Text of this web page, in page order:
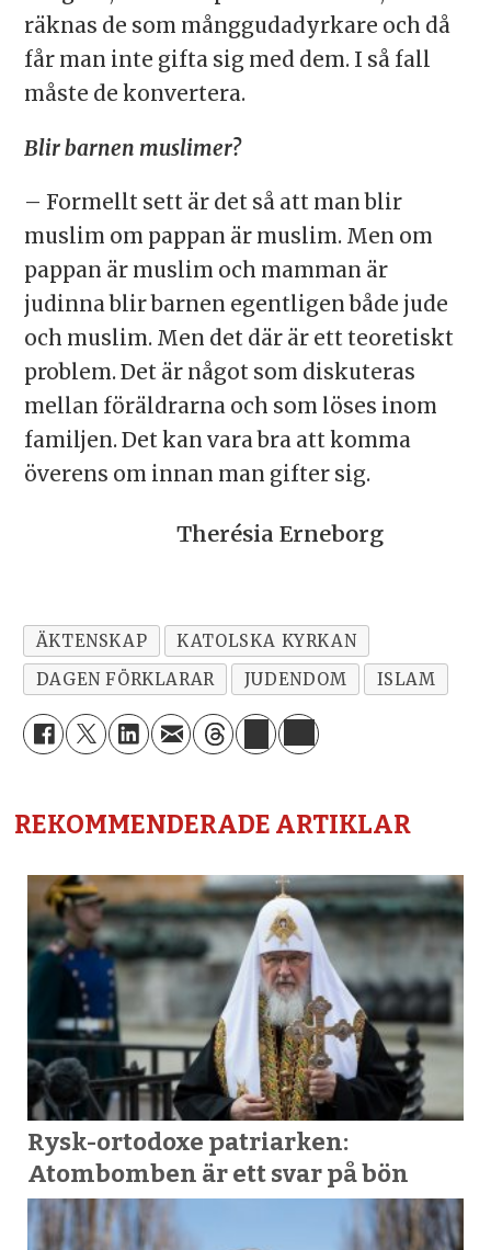
räknas de som månggudadyrkare och då
får man inte gifta sig med dem. I så fall
måste de konvertera.
Blir barnen muslimer?
– Formellt sett är det så att man blir
muslim om pappan är muslim. Men om
pappan är muslim och mamman är
judinna blir barnen egentligen både jude
och muslim. Men det där är ett teoretiskt
problem. Det är något som diskuteras
mellan föräldrarna och som löses inom
familjen. Det kan vara bra att komma
överens om innan man gifter sig.
Therésia Erneborg
ÄKTENSKAP
KATOLSKA KYRKAN
DAGEN FÖRKLARAR
JUDENDOM ISLAM
REKOMMENDERADE ARTIKLAR
Rysk-ortodoxe patriarken:
Atombomben är ett svar på bön